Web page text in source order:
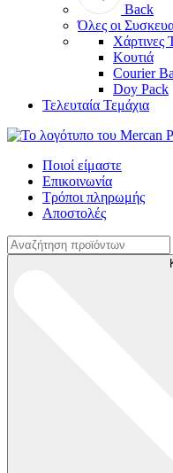
Back
Όλες οι
Χάρτινες
Κουτιά
Courier
Doy Pack
Τελευταία Τεμάχια
Ποιοί είμαστε
Επικοινωνία
Τρόποι πληρωμής
Αποστολές
Αναζήτηση
για: